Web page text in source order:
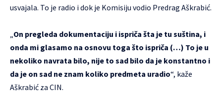
usvajala. To je radio i dok je Komisiju vodio Predrag Aškrabić.
„On pregleda dokumentaciju i ispriča šta je tu suština, i
onda mi glasamo na osnovu toga što ispriča (…) To je u
nekoliko navrata bilo, nije to sad bilo da je konstantno i
da je on sad ne znam koliko predmeta uradio“, kaže
Aškrabić za CIN.